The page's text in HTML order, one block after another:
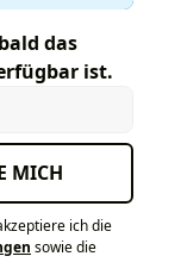
das
ist.
MICH
ich die
sowie die